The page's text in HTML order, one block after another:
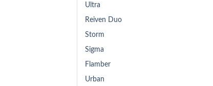
Ultra
Reiven Duo
Storm
Sigma
Flamber
Urban